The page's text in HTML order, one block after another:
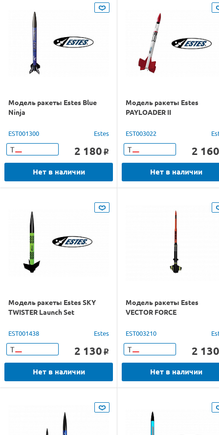
Модель ракеты Estes Blue
Ninja
EST001300 Estes
Т 2 180 o
Нет в наличии
Модель ракеты Estes
PAYLOADER II
EST003022
Т 2 160
Нет в наличии
Модель ракеты Estes SKY
TWISTER Launch Set
EST001438 Estes
Т 2 130 o
Нет в наличии
Модель ракеты Estes
VECTOR FORCE
EST003210
Т 2 130
Нет в наличии